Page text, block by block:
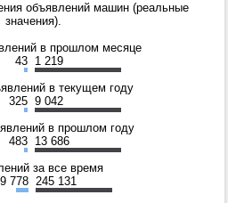
объявлений машин (реальные
значения).
в прошлом месяце
43 1 219
в текущем году
325 9 042
в прошлом году
483 13 686
за все время
778 245 131